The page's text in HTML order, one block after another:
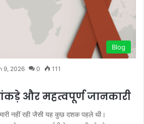
Blog
9, 2026 0 111
और महत्वपूर्ण जानकारी
नहीं रही जैसी यह कुछ दशक पहले थी।